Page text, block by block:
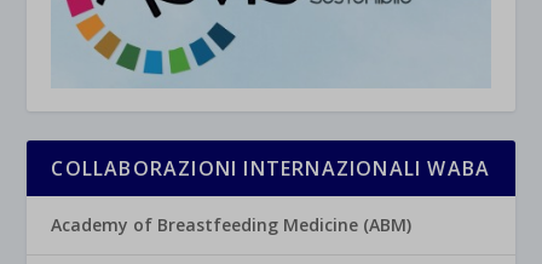
COLLABORAZIONI INTERNAZIONALI WABA
Academy of Breastfeeding Medicine (ABM)